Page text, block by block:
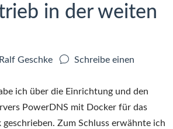
in der weiten
Autor:
Ralf Geschke
Schreibe einen
ich über die Einrichtung und den
PowerDNS mit Docker für das
Zum Schluss erwähnte ich